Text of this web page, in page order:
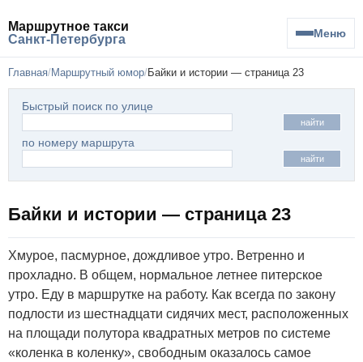
Маршрутное такси
Санкт-Петербурга
Меню
Главная Маршрутный юмор Байки и истории — страница 23
Быстрый поиск по улице
найти
по номеру маршрута
найти
Байки и истории — страница 23
Хмурое, пасмурное, дождливое утро. Ветренно и
прохладно. В общем, нормальное летнее питерское
утро. Еду в маршрутке на работу. Как всегда по закону
подлости из шестнадцати сидячих мест, расположенных
на площади полутора квадратных метров по системе
«коленка в коленку», свободным оказалось самое